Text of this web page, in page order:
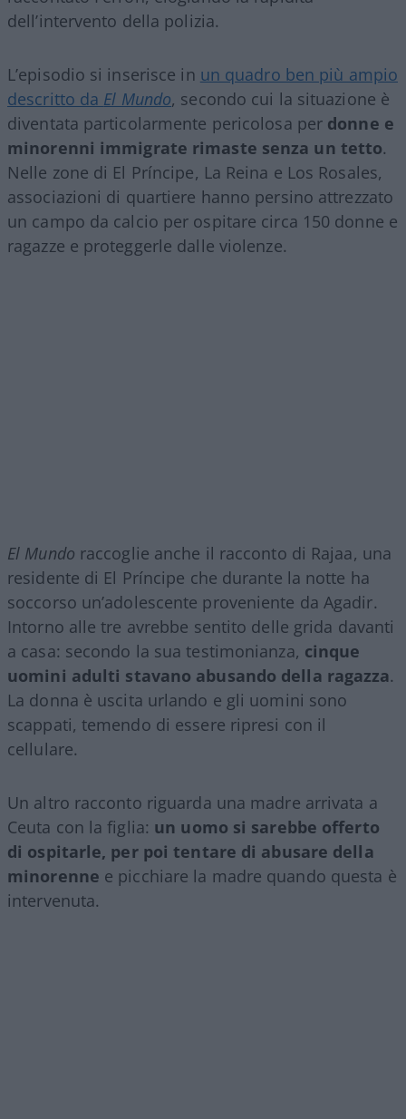
dell’intervento della polizia.
L’episodio si inserisce in un quadro ben più ampio
descritto da El Mundo, secondo cui la situazione è
diventata particolarmente pericolosa per donne e
minorenni immigrate rimaste senza un tetto.
Nelle zone di El Príncipe, La Reina e Los Rosales,
associazioni di quartiere hanno persino attrezzato
un campo da calcio per ospitare circa 150 donne e
ragazze e proteggerle dalle violenze.
El Mundo raccoglie anche il racconto di Rajaa, una
residente di El Príncipe che durante la notte ha
soccorso un’adolescente proveniente da Agadir.
Intorno alle tre avrebbe sentito delle grida davanti
a casa: secondo la sua testimonianza, cinque
uomini adulti stavano abusando della ragazza.
La donna è uscita urlando e gli uomini sono
scappati, temendo di essere ripresi con il
cellulare.
Un altro racconto riguarda una madre arrivata a
Ceuta con la figlia: un uomo si sarebbe offerto
di ospitarle, per poi tentare di abusare della
minorenne e picchiare la madre quando questa è
intervenuta.